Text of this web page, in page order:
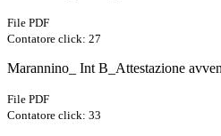
File PDF
Contatore click: 27
Marannino_ Int B_Attestazione
File PDF
Contatore click: 33